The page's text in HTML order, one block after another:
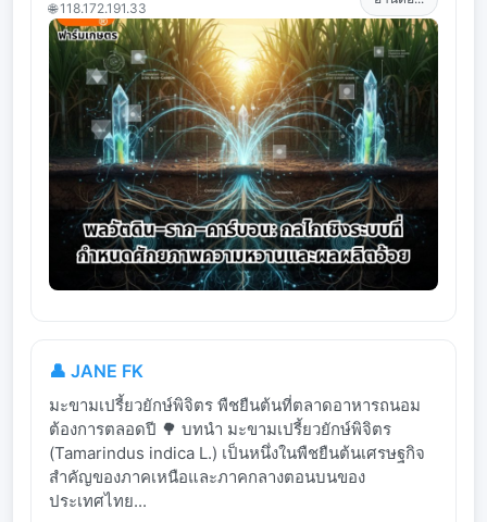
🌐 118.172.191.33
👤 JANE FK
มะขามเปรี้ยวยักษ์พิจิตร พืชยืนต้นที่ตลาดอาหารถนอม
ต้องการตลอดปี 🌳 บทนำ มะขามเปรี้ยวยักษ์พิจิตร
(Tamarindus indica L.) เป็นหนึ่งในพืชยืนต้นเศรษฐกิจ
สำคัญของภาคเหนือและภาคกลางตอนบนของ
ประเทศไทย...